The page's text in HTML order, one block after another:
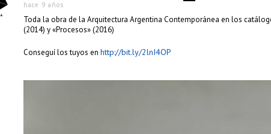
hace 9 años
Toda la obra de la Arquitectura Argentina Contemporánea en los
(2014) y «Procesos» (2016)
Conseguí los tuyos en http://bit.ly/2lnI4OP